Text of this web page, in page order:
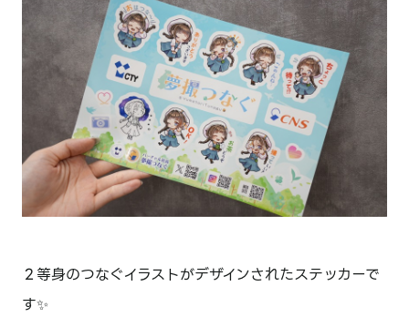
２等身のつなぐイラストがデザインされたステッカーで
す✨